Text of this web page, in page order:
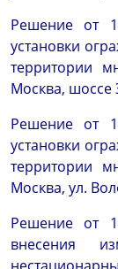
Решение от
установки
территории
Москва, шоссе
Решение от
установки
территории
Москва, ул.
Решение от
внесения